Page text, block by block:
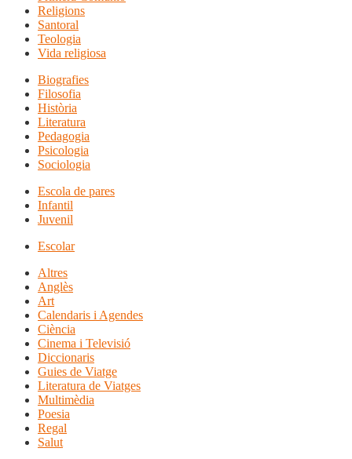
Religions
Santoral
Teologia
Vida religiosa
Biografies
Filosofia
Història
Literatura
Pedagogia
Psicologia
Sociologia
Escola de pares
Infantil
Juvenil
Escolar
Altres
Anglès
Art
Calendaris i Agendes
Ciència
Cinema i Televisió
Diccionaris
Guies de Viatge
Literatura de Viatges
Multimèdia
Poesia
Regal
Salut